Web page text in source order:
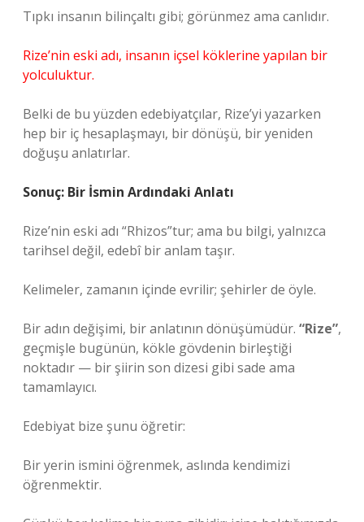
Tıpkı insanın bilinçaltı gibi; görünmez ama canlıdır.
Rize’nin eski adı, insanın içsel köklerine yapılan bir
yolculuktur.
Belki de bu yüzden edebiyatçılar, Rize’yi yazarken
hep bir iç hesaplaşmayı, bir dönüşü, bir yeniden
doğuşu anlatırlar.
Sonuç: Bir İsmin Ardındaki Anlatı
Rize’nin eski adı “Rhizos”tur; ama bu bilgi, yalnızca
tarihsel değil, edebî bir anlam taşır.
Kelimeler, zamanın içinde evrilir; şehirler de öyle.
Bir adın değişimi, bir anlatının dönüşümüdür. “Rize”,
geçmişle bugünün, kökle gövdenin birleştiği
noktadır — bir şiirin son dizesi gibi sade ama
tamamlayıcı.
Edebiyat bize şunu öğretir:
Bir yerin ismini öğrenmek, aslında kendimizi
öğrenmektir.